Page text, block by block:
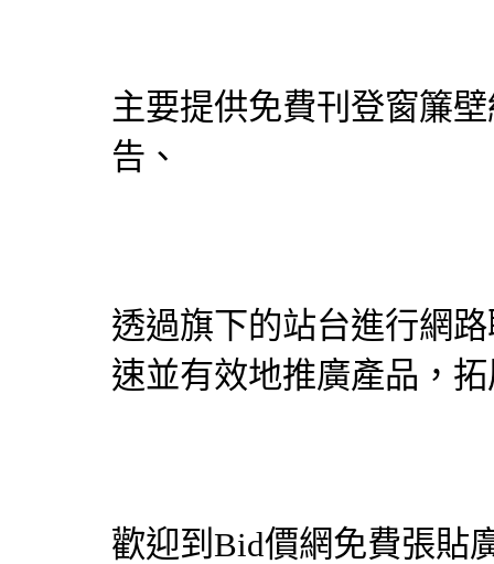
主要提供免費刊登窗簾
告、
透過旗下的站台進行網
速並有效地推廣產品，
歡迎到 Bid價網免費張貼